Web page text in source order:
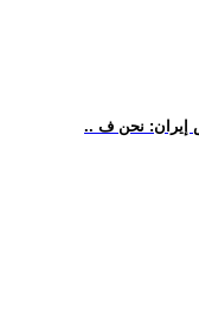
إيران: نحن ف